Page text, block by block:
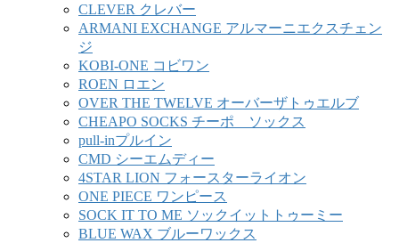
CLEVER クレバー
ARMANI EXCHANGE アルマーニエクスチェン
ジ
KOBI-ONE コビワン
ROEN ロエン
OVER THE TWELVE オーバーザトゥエルブ
CHEAPO SOCKS チーポ ソックス
pull-inプルイン
CMD シーエムディー
4STAR LION フォースターライオン
ONE PIECE ワンピース
SOCK IT TO ME ソックイットトゥーミー
BLUE WAX ブルーワックス